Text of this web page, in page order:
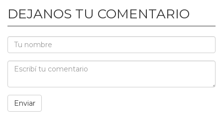
DEJANOS TU COMENTARIO